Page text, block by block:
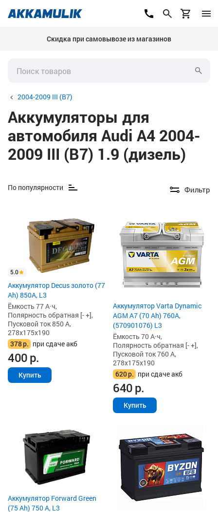
Скидка при самовывозе из магазинов
2004-2009 III (B7)
Аккумуляторы для
автомобиля Audi A4 2004-
2009 III (B7) 1.9 (дизель)
По популярности Фильтр
5.0
Аккумулятор Decus золото (77
Ah) 850А, L3
Ёмкость 77 А·ч,
Полярность обратная [- +],
Пусковой ток 850 А,
278x175x190
378р. при сдаче акб
400р.
Купить
Аккумулятор Varta Dynamic
AGM A7 (70 Ah) 760A,
(570901076) L3
Ёмкость 70 А·ч,
Полярность обратная [- +],
Пусковой ток 760 А,
278x175x190
620р. при сдаче акб
640р.
Купить
Аккумулятор Forward Green
(75 Ah) 750 А, L3